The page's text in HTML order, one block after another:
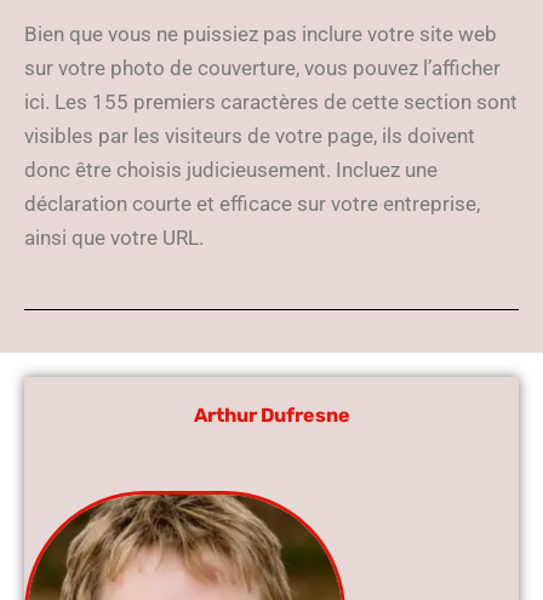
Bien que vous ne puissiez pas inclure votre site web
sur votre photo de couverture, vous pouvez l’afficher
ici. Les 155 premiers caractères de cette section sont
visibles par les visiteurs de votre page, ils doivent
donc être choisis judicieusement. Incluez une
déclaration courte et efficace sur votre entreprise,
ainsi que votre URL.
Arthur Dufresne